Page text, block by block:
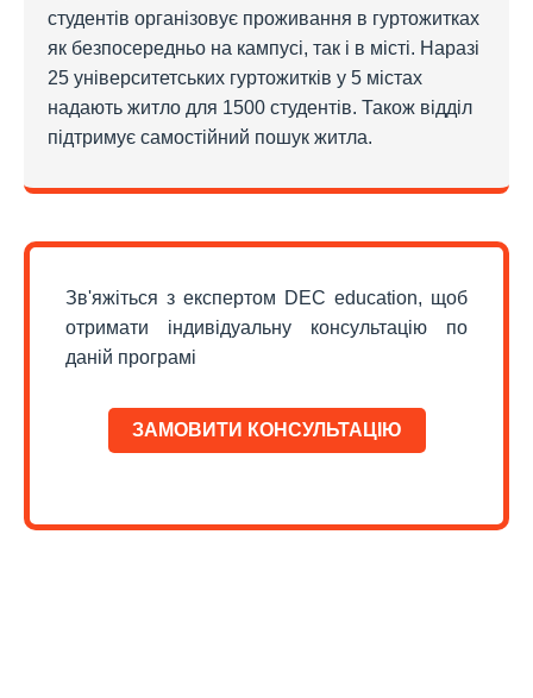
студентів організовує проживання в гуртожитках
як безпосередньо на кампусі, так і в місті. Наразі
25 університетських гуртожитків у 5 містах
надають житло для 1500 студентів. Також відділ
підтримує самостійний пошук житла.
Зв'яжіться з експертом DEC education, щоб
отримати індивідуальну консультацію по
даній програмі
ЗАМОВИТИ КОНСУЛЬТАЦІЮ